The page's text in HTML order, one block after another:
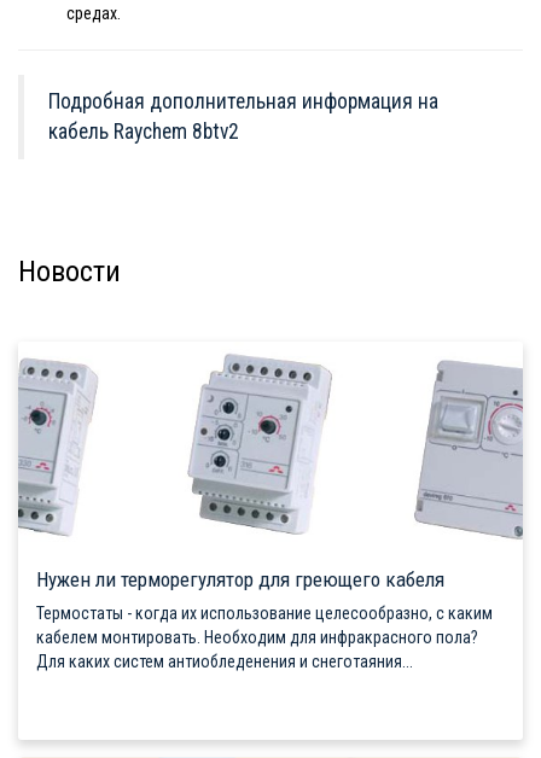
средах.
Подробная дополнительная информация на
кабель Raychem 8btv2
Новости
Нужен ли терморегулятор для греющего кабеля
Термостаты - когда их использование целесообразно, с каким
кабелем монтировать. Необходим для инфракрасного пола?
Для каких систем антиобледенения и снеготаяния...